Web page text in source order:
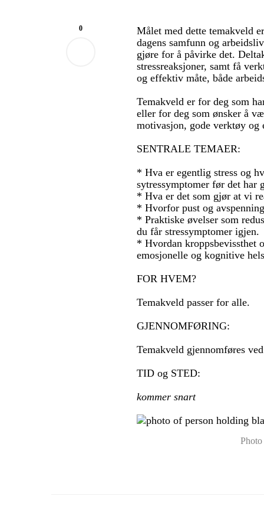
0
Målet med dette temakveld
dagens samfunn og
gjøre for å påvirke det.
stressreaksjoner, samt få
og effektiv måte, både
Temakveld er for deg som
eller for deg som ønsker å
motivasjon, gode verktøy og
SENTRALE TEMAER:
* Hva er egentlig stress og
sytressymptomer før det har
* Hva er det som gjør at vi
* Hvorfor pust og
* Praktiske øvelser som
du får stressymptomer igjen.
* Hvordan kroppsbevissthet
emosjonelle og kognitive
FOR HVEM?
Temakveld passer for alle.
GJENNOMFØRING:
Temakveld gjennomføres
TID og STED:
kommer snart